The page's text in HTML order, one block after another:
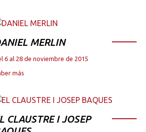
MERLIN
6 al 28 de noviembre de 2015
más
CLAUSTRE I JOSEP